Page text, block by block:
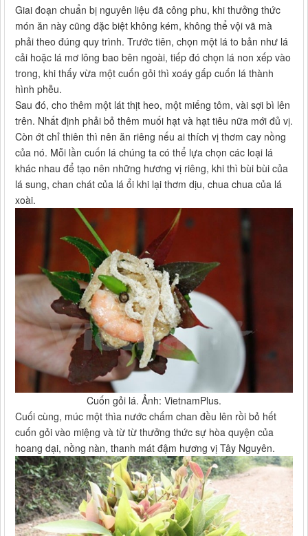
Giai đoạn chuẩn bị nguyên liệu đã công phu, khi thưởng thức
món ăn này cũng đặc biệt không kém, không thể vội vã mà
phải theo đúng quy trình. Trước tiên, chọn một lá to bản như lá
cải hoặc lá mơ lông bao bên ngoài, tiếp đó chọn lá non xếp vào
trong, khi thấy vừa một cuốn gỏi thì xoáy gấp cuốn lá thành
hình phễu.
Sau đó, cho thêm một lát thịt heo, một miếng tôm, vài sợi bì lên
trên. Nhất định phải bỏ thêm muối hạt và hạt tiêu nữa mới đủ vị.
Còn ớt chỉ thiên thì nên ăn riêng nếu ai thích vị thơm cay nồng
của nó. Mỗi lần cuốn lá chúng ta có thể lựa chọn các loại lá
khác nhau để tạo nên những hương vị riêng, khi thì bùi bùi của
lá sung, chan chát của lá ổi khi lại thơm dịu, chua chua của lá
xoài.
Cuốn gỏi lá. Ảnh: VietnamPlus.
Cuối cùng, múc một thìa nước chấm chan đều lên rồi bỏ hết
cuốn gỏi vào miệng và từ từ thưởng thức sự hòa quyện của
hoang dại, nồng nàn, thanh mát đậm hương vị Tây Nguyên.